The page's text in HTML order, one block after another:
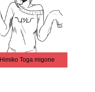
Himiko Toga migone